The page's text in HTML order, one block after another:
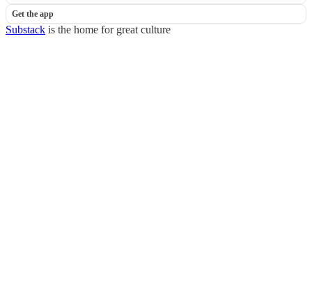
Get the app
Substack is the home for great culture